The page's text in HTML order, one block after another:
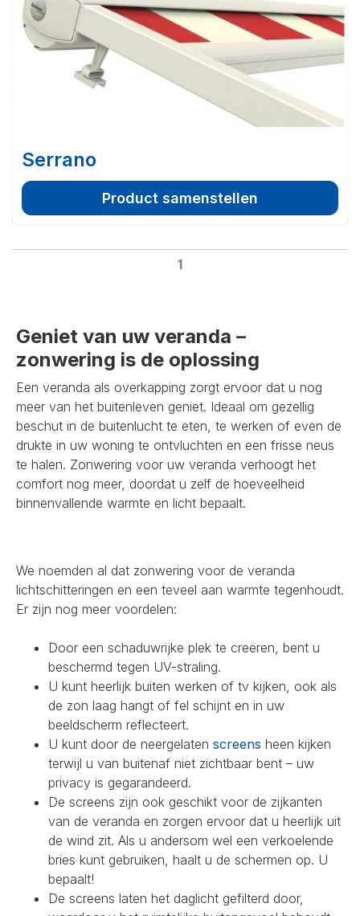
Serrano
Product samenstellen
1
Geniet van uw veranda –
zonwering is de oplossing
Een veranda als overkapping zorgt ervoor dat u nog
meer van het buitenleven geniet. Ideaal om gezellig
beschut in de buitenlucht te eten, te werken of even de
drukte in uw woning te ontvluchten en een frisse neus
te halen. Zonwering voor uw veranda verhoogt het
comfort nog meer, doordat u zelf de hoeveelheid
binnenvallende warmte en licht bepaalt.
We noemden al dat zonwering voor de veranda
lichtschitteringen en een teveel aan warmte tegenhoudt.
Er zijn nog meer voordelen:
Door een schaduwrijke plek te creëren, bent u
beschermd tegen UV-straling.
U kunt heerlijk buiten werken of tv kijken, ook als
de zon laag hangt of fel schijnt en in uw
beeldscherm reflecteert.
U kunt door de neergelaten screens heen kijken
terwijl u van buitenaf niet zichtbaar bent – uw
privacy is gegarandeerd.
De screens zijn ook geschikt voor de zijkanten
van de veranda en zorgen ervoor dat u heerlijk uit
de wind zit. Als u andersom wel een verkoelende
bries kunt gebruiken, haalt u de schermen op. U
bepaalt!
De screens laten het daglicht gefilterd door,